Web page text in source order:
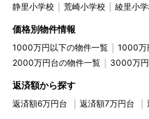
静里小学校
荒崎小学校 綾里小
価格別物件情報
1000万円以下の物件一覧
1000万
2000万円台の物件一覧
3000万
返済額から探す
返済額6万円台 返済額7万円台